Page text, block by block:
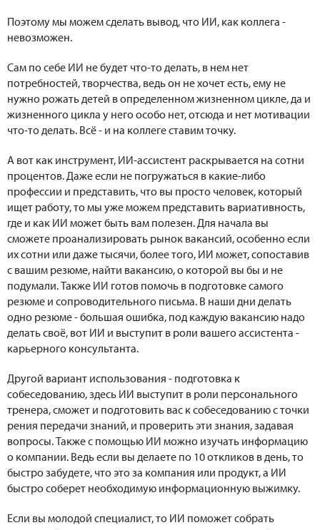
Поэтому мы можем сделать вывод, что ИИ, как коллега -
невозможен.
Сам по себе ИИ не будет что-то делать, в нем нет
потребностей, творчества, ведь он не хочет есть, ему не
нужно рожать детей в определенном жизненном цикле, да и
жизненного цикла у него особо нет, отсюда и нет мотивации
что-то делать. Всё - и на коллеге ставим точку.
А вот как инструмент, ИИ-ассистент раскрывается на сотни
процентов. Даже если не погружаться в какие-либо
профессии и представить, что вы просто человек, который
ищет работу, то мы уже можем представить вариативность,
где и как ИИ может быть вам полезен. Для начала вы
сможете проанализировать рынок вакансий, особенно если
их сотни или даже тысячи, более того, ИИ может, сопоставив
с вашим резюме, найти вакансию, о которой вы бы и не
подумали. Также ИИ готов помочь в подготовке самого
резюме и сопроводительного письма. В наши дни делать
одно резюме - большая ошибка, под каждую вакансию надо
делать своё, вот ИИ и выступит в роли вашего ассистента -
карьерного консультанта.
Другой вариант использования - подготовка к
собеседованию, здесь ИИ выступит в роли персонального
тренера, сможет и подготовить вас к собеседованию с точки
рения передачи знаний, и проверить эти знания, задавая
вопросы. Также с помощью ИИ можно изучать информацию
о компании. Ведь если вы делаете по 10 откликов в день, то
быстро забудете, что это за компания или продукт, а ИИ
быстро соберет необходимую информационную выжимку.
Если вы молодой специалист, то ИИ поможет собрать